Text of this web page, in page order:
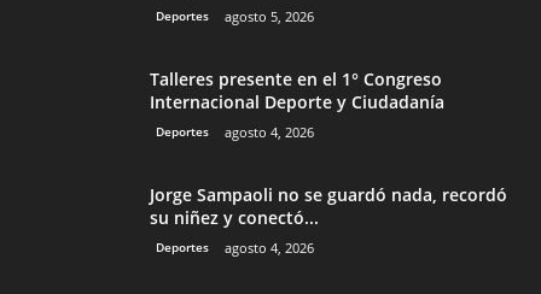
Deportes agosto 5, 2026
Talleres presente en el 1° Congreso
Internacional Deporte y Ciudadanía
Deportes agosto 4, 2026
Jorge Sampaoli no se guardó nada, recordó
su niñez y conectó...
Deportes agosto 4, 2026